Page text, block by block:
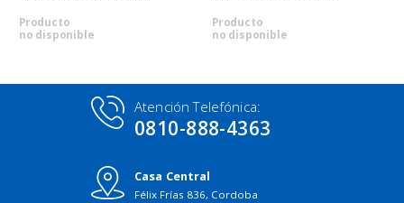
Producto
no disponible
Producto
no disponible
Atención Telefónica:
0810-888-4363
Casa Central
Félix Frías 836, Cordoba